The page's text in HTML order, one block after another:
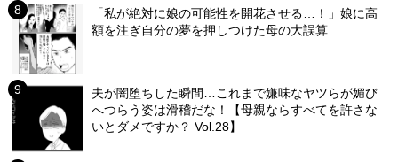
「私が絶対に娘の可能性を開花させる…！」娘に高
額を注ぎ自分の夢を押しつけた母の大誤算
夫が闇堕ちした瞬間…これまで嫌味なヤツらが媚び
へつらう姿は滑稽だな！【母親ならすべてを許さな
いとダメですか？ Vol.28】